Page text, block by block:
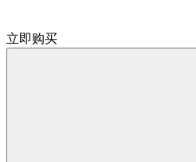
立即购买